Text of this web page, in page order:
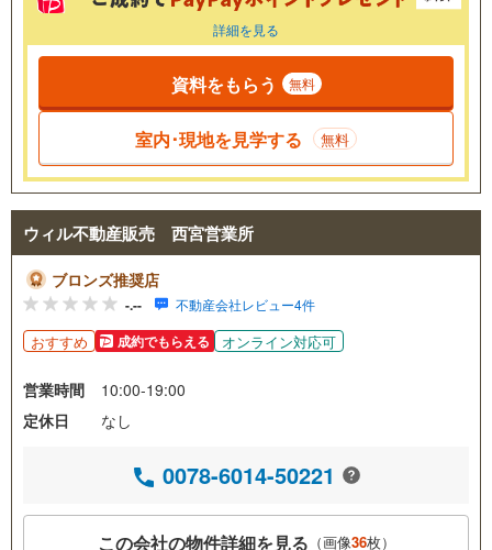
詳細を見る
資料をもらう 無料
室内･現地を見学する 無料
ウィル不動産販売 西宮営業所
ブロンズ推奨店
-.-- 不動産会社レビュー4件
おすすめ 成約でもらえる オンライン対応可
営業時間
10:00-19:00
定休日
なし
0078-6014-50221
この会社の物件詳細を見る （画像36枚）